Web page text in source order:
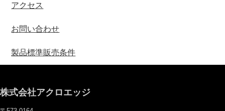
アクセス
お問い合わせ
製品標準販売条件
株式会社アクロエッジ